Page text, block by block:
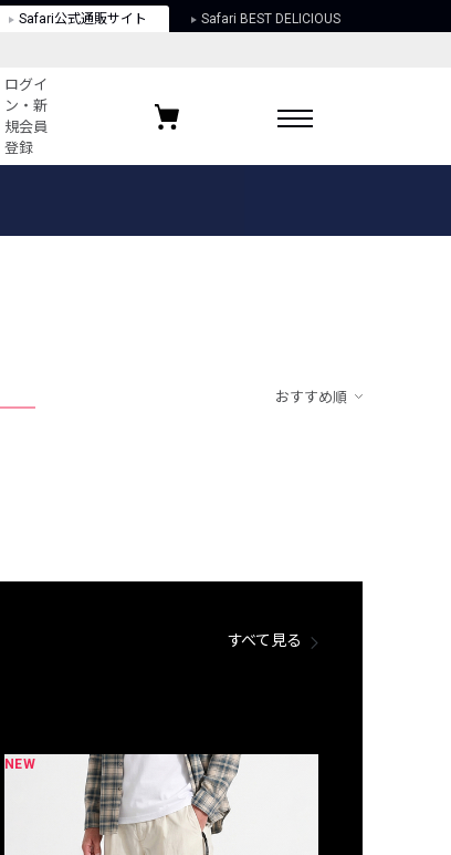
Safari公式通販サイト Safari BEST DELICIOUS
ログイ
ン・新
規会員
登録
お気に入りブランド
おすすめ順
すべて見る
NEW